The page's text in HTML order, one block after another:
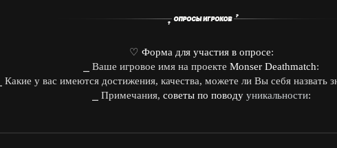
♡ Форма для участия в опросе:
⎯ Ваше игровое имя на проекте Monser Deathmatch:
⎯ Какие у вас имеются достижения, качества, можете ли Вы себя назвать
⎯ Примечания, советы по поводу уникальности: